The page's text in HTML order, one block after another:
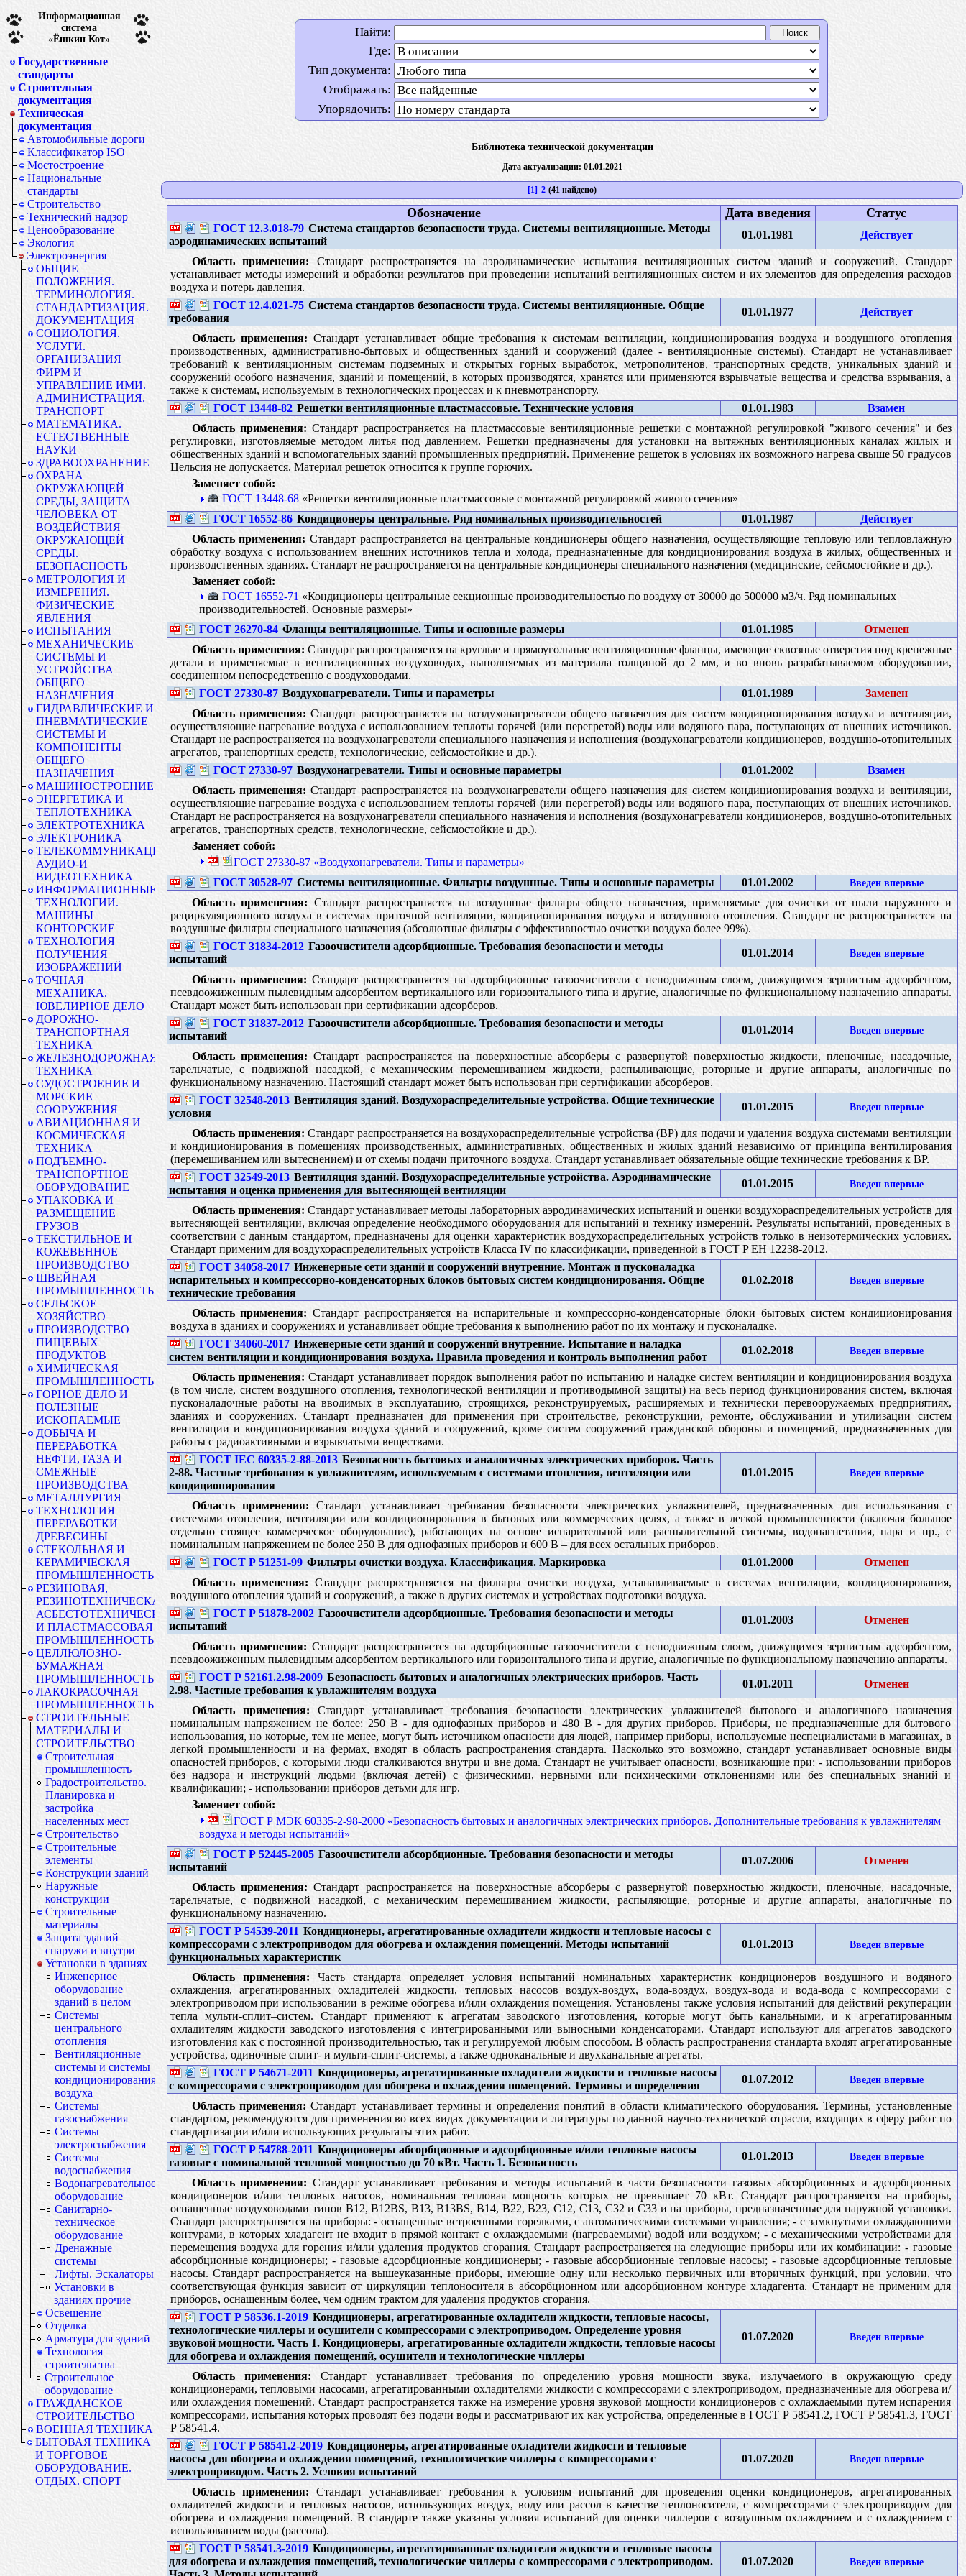
Информационная
система
«Ёшкин Кот»
Государственные
стандарты
Строительная
документация
Техническая
документация
Автомобильные дороги
Классификатор ISO
Мостостроение
Национальные
стандарты
Строительство
Технический надзор
Ценообразование
Экология
Электроэнергия
ОБЩИЕ
ПОЛОЖЕНИЯ.
ТЕРМИНОЛОГИЯ.
СТАНДАРТИЗАЦИЯ.
ДОКУМЕНТАЦИЯ
СОЦИОЛОГИЯ.
УСЛУГИ.
ОРГАНИЗАЦИЯ
ФИРМ И
УПРАВЛЕНИЕ ИМИ.
АДМИНИСТРАЦИЯ.
ТРАНСПОРТ
МАТЕМАТИКА.
ЕСТЕСТВЕННЫЕ
НАУКИ
ЗДРАВООХРАНЕНИЕ
ОХРАНА
ОКРУЖАЮЩЕЙ
СРЕДЫ, ЗАЩИТА
ЧЕЛОВЕКА ОТ
ВОЗДЕЙСТВИЯ
ОКРУЖАЮЩЕЙ
СРЕДЫ.
БЕЗОПАСНОСТЬ
МЕТРОЛОГИЯ И
ИЗМЕРЕНИЯ.
ФИЗИЧЕСКИЕ
ЯВЛЕНИЯ
ИСПЫТАНИЯ
МЕХАНИЧЕСКИЕ
СИСТЕМЫ И
УСТРОЙСТВА
ОБЩЕГО
НАЗНАЧЕНИЯ
ГИДРАВЛИЧЕСКИЕ И
ПНЕВМАТИЧЕСКИЕ
СИСТЕМЫ И
КОМПОНЕНТЫ
ОБЩЕГО
НАЗНАЧЕНИЯ
МАШИНОСТРОЕНИЕ
ЭНЕРГЕТИКА И
ТЕПЛОТЕХНИКА
ЭЛЕКТРОТЕХНИКА
ЭЛЕКТРОНИКА
ТЕЛЕКОММУНИКАЦИИ.
АУДИО-И
ВИДЕОТЕХНИКА
ИНФОРМАЦИОННЫЕ
ТЕХНОЛОГИИ.
МАШИНЫ
КОНТОРСКИЕ
ТЕХНОЛОГИЯ
ПОЛУЧЕНИЯ
ИЗОБРАЖЕНИЙ
ТОЧНАЯ
МЕХАНИКА.
ЮВЕЛИРНОЕ ДЕЛО
ДОРОЖНО-
ТРАНСПОРТНАЯ
ТЕХНИКА
ЖЕЛЕЗНОДОРОЖНАЯ
ТЕХНИКА
СУДОСТРОЕНИЕ И
МОРСКИЕ
СООРУЖЕНИЯ
АВИАЦИОННАЯ И
КОСМИЧЕСКАЯ
ТЕХНИКА
ПОДЪЕМНО-
ТРАНСПОРТНОЕ
ОБОРУДОВАНИЕ
УПАКОВКА И
РАЗМЕЩЕНИЕ
ГРУЗОВ
ТЕКСТИЛЬНОЕ И
КОЖЕВЕННОЕ
ПРОИЗВОДСТВО
ШВЕЙНАЯ
ПРОМЫШЛЕННОСТЬ
СЕЛЬСКОЕ
ХОЗЯЙСТВО
ПРОИЗВОДСТВО
ПИЩЕВЫХ
ПРОДУКТОВ
ХИМИЧЕСКАЯ
ПРОМЫШЛЕННОСТЬ
ГОРНОЕ ДЕЛО И
ПОЛЕЗНЫЕ
ИСКОПАЕМЫЕ
ДОБЫЧА И
ПЕРЕРАБОТКА
НЕФТИ, ГАЗА И
СМЕЖНЫЕ
ПРОИЗВОДСТВА
МЕТАЛЛУРГИЯ
ТЕХНОЛОГИЯ
ПЕРЕРАБОТКИ
ДРЕВЕСИНЫ
СТЕКОЛЬНАЯ И
КЕРАМИЧЕСКАЯ
ПРОМЫШЛЕННОСТЬ
РЕЗИНОВАЯ,
РЕЗИНОТЕХНИЧЕСКАЯ,
АСБЕСТОТЕХНИЧЕСКАЯ
И ПЛАСТМАССОВАЯ
ПРОМЫШЛЕННОСТЬ
ЦЕЛЛЮЛОЗНО-
БУМАЖНАЯ
ПРОМЫШЛЕННОСТЬ
ЛАКОКРАСОЧНАЯ
ПРОМЫШЛЕННОСТЬ
СТРОИТЕЛЬНЫЕ
МАТЕРИАЛЫ И
СТРОИТЕЛЬСТВО
Строительная
промышленность
Градостроительство.
Планировка и
застройка
населенных мест
Строительство
Строительные
элементы
Конструкции зданий
Наружные
конструкции
Строительные
материалы
Защита зданий
снаружи и внутри
Установки в зданиях
Инженерное
оборудование
зданий в целом
Системы
центрального
отопления
Вентиляционные
системы и системы
кондиционирования
воздуха
Системы
газоснабжения
Системы
электроснабжения
Системы
водоснабжения
Водонагревательное
оборудование
Санитарно-
техническое
оборудование
Дренажные
системы
Лифты. Эскалаторы
Установки в
зданиях прочие
Освещение
Отделка
Арматура для зданий
Технология
строительства
Строительное
оборудование
ГРАЖДАНСКОЕ
СТРОИТЕЛЬСТВО
ВОЕННАЯ ТЕХНИКА
БЫТОВАЯ ТЕХНИКА
И ТОРГОВОЕ
ОБОРУДОВАНИЕ.
ОТДЫХ. СПОРТ
Найти:
Где:
Тип документа:
Отображать:
Упорядочить:
Библиотека технической документации
Дата актуализации: 01.01.2021
[1] 2 (41 найдено)
Обозначение Дата введения Статус
ГОСТ 12.3.018-79 Система стандартов безопасности труда. Системы вентиляционные. Методы
аэродинамических испытаний
01.01.1981 Действует
Область применения: Стандарт распространяется на аэродинамические испытания вентиляционных систем зданий и сооружений. Стандарт
устанавливает методы измерений и обработки результатов при проведении испытаний вентиляционных систем и их элементов для определения расходов
воздуха и потерь давления.
ГОСТ 12.4.021-75 Система стандартов безопасности труда. Системы вентиляционные. Общие
требования
01.01.1977 Действует
Область применения: Стандарт устанавливает общие требования к системам вентиляции, кондиционирования воздуха и воздушного отопления
производственных, административно-бытовых и общественных зданий и сооружений (далее - вентиляционные системы). Стандарт не устанавливает
требований к вентиляционным системам подземных и открытых горных выработок, метрополитенов, транспортных средств, уникальных зданий и
сооружений особого назначения, зданий и помещений, в которых производятся, хранятся или применяются взрывчатые вещества и средства взрывания, а
также к системам, используемым в технологических процессах и к пневмотранспорту.
ГОСТ 13448-82 Решетки вентиляционные пластмассовые. Технические условия 01.01.1983
Взамен
Область применения: Стандарт распространяется на пластмассовые вентиляционные решетки с монтажной регулировкой "живого сечения" и без
регулировки, изготовляемые методом литья под давлением. Решетки предназначены для установки на вытяжных вентиляционных каналах жилых и
общественных зданий и вспомогательных зданий промышленных предприятий. Применение решеток в условиях их возможного нагрева свыше 50 градусов
Цельсия не допускается. Материал решеток относится к группе горючих.
Заменяет собой:
ГОСТ 13448-68«Решетки вентиляционные пластмассовые с монтажной регулировкой живого сечения»
ГОСТ 16552-86 Кондиционеры центральные. Ряд номинальных производительностей 01.01.1987
Действует
Область применения: Стандарт распространяется на центральные кондиционеры общего назначения, осуществляющие тепловую или тепловлажную
обработку воздуха с использованием внешних источников тепла и холода, предназначенные для кондиционирования воздуха в жилых, общественных и
производственных зданиях. Стандарт не распространяется на центральные кондиционеры специального назначения (медицинские, сейсмостойкие и др.).
Заменяет собой:
ГОСТ 16552-71 «Кондиционеры центральные секционные производительностью по воздуху от 30000 до 500000 м3/ч. Ряд номинальных
производительностей. Основные размеры»
ГОСТ 26270-84 Фланцы вентиляционные. Типы и основные размеры 01.01.1985
Отменен
Область применения: Стандарт распространяется на круглые и прямоугольные вентиляционные фланцы, имеющие сквозные отверстия под крепежные
детали и применяемые в вентиляционных воздуховодах, выполняемых из материала толщиной до 2 мм, и во вновь разрабатываемом оборудовании,
соединенном непосредственно с воздуховодами.
ГОСТ 27330-87 Воздухонагреватели. Типы и параметры 01.01.1989
Заменен
Область применения: Стандарт распространяется на воздухонагреватели общего назначения для систем кондиционирования воздуха и вентиляции,
осуществляющие нагревание воздуха с использованием теплоты горячей (или перегретой) воды или водяного пара, поступающих от внешних источников.
Стандарт не распространяется на воздухонагреватели специального назначения и исполнения (воздухонагреватели кондиционеров, воздушно-отопительных
агрегатов, транспортных средств, технологические, сейсмостойкие и др.).
ГОСТ 27330-97 Воздухонагреватели. Типы и основные параметры 01.01.2002
Взамен
Область применения: Стандарт распространяется на воздухонагреватели общего назначения для систем кондиционирования воздуха и вентиляции,
осуществляющие нагревание воздуха с использованием теплоты горячей (или перегретой) воды или водяного пара, поступающих от внешних источников.
Стандарт не распространяется на воздухонагреватели специального назначения и исполнения (воздухонагреватели кондиционеров, воздушно-отопительных
агрегатов, транспортных средств, технологические, сейсмостойкие и др.).
Заменяет собой:
ГОСТ 27330-87 «Воздухонагреватели. Типы и параметры»
ГОСТ 30528-97 Системы вентиляционные. Фильтры воздушные. Типы и основные параметры 01.01.2002 Введен впервые
Область применения: Стандарт распространяется на воздушные фильтры общего назначения, применяемые для очистки от пыли наружного и
рециркуляционного воздуха в системах приточной вентиляции, кондиционирования воздуха и воздушного отопления. Стандарт не распространяется на
воздушные фильтры специального назначения (абсолютные фильтры с эффективностью очистки воздуха более 99%).
ГОСТ 31834-2012 Газоочистители адсорбционные. Требования безопасности и методы
испытаний
01.01.2014 Введен впервые
Область применения: Стандарт распространяется на адсорбционные газоочистители с неподвижным слоем, движущимся зернистым адсорбентом,
псевдоожиженным пылевидным адсорбентом вертикального или горизонтального типа и другие, аналогичные по функциональному назначению аппараты.
Стандарт может быть использован при сертификации адсорберов.
ГОСТ 31837-2012 Газоочистители абсорбционные. Требования безопасности и методы
испытаний
01.01.2014 Введен впервые
Область применения: Стандарт распространяется на поверхностные абсорберы с развернутой поверхностью жидкости, пленочные, насадочные,
тарельчатые, с подвижной насадкой, с механическим перемешиванием жидкости, распыливающие, роторные и другие аппараты, аналогичные по
функциональному назначению. Настоящий стандарт может быть использован при сертификации абсорберов.
ГОСТ 32548-2013 Вентиляция зданий. Воздухораспределительные устройства. Общие технические
условия
01.01.2015 Введен впервые
Область применения: Стандарт распространяется на воздухораспределительные устройства (ВР) для подачи и удаления воздуха системами вентиляции
и кондиционирования в помещениях производственных, административных, общественных и жилых зданий независимо от принципа вентилирования
(перемешиванием или вытеснением) и от схемы подачи приточного воздуха. Стандарт устанавливает обязательные общие технические требования к ВР.
ГОСТ 32549-2013 Вентиляция зданий. Воздухораспределительные устройства. Аэродинамические
испытания и оценка применения для вытесняющей вентиляции
01.01.2015 Введен впервые
Область применения: Стандарт устанавливает методы лабораторных аэродинамических испытаний и оценки воздухораспределительных устройств для
вытесняющей вентиляции, включая определение необходимого оборудования для испытаний и технику измерений. Результаты испытаний, проведенных в
соответствии с данным стандартом, предназначены для оценки характеристик воздухораспределительных устройств только в неизотермических условиях.
Стандарт применим для воздухораспределительных устройств Класса IV по классификации, приведенной в ГОСТ P ЕН 12238-2012.
ГОСТ 34058-2017 Инженерные сети зданий и сооружений внутренние. Монтаж и пусконаладка
испарительных и компрессорно-конденсаторных блоков бытовых систем кондиционирования. Общие
технические требования
01.02.2018 Введен впервые
Область применения: Стандарт распространяется на испарительные и компрессорно-конденсаторные блоки бытовых систем кондиционирования
воздуха в зданиях и сооружениях и устанавливает общие требования к выполнению работ по их монтажу и пусконаладке.
ГОСТ 34060-2017 Инженерные сети зданий и сооружений внутренние. Испытание и наладка
систем вентиляции и кондиционирования воздуха. Правила проведения и контроль выполнения работ
01.02.2018 Введен впервые
Область применения: Стандарт устанавливает порядок выполнения работ по испытанию и наладке систем вентиляции и кондиционирования воздуха
(в том числе, систем воздушного отопления, технологической вентиляции и противодымной защиты) на весь период функционирования систем, включая
пусконаладочные работы на вводимых в эксплуатацию, строящихся, реконструируемых, расширяемых и технически перевооружаемых предприятиях,
зданиях и сооружениях. Стандарт предназначен для применения при строительстве, реконструкции, ремонте, обслуживании и утилизации систем
вентиляции и кондиционирования воздуха зданий и сооружений, кроме систем сооружений гражданской обороны и помещений, предназначенных для
работы с радиоактивными и взрывчатыми веществами.
ГОСТ IEC 60335-2-88-2013 Безопасность бытовых и аналогичных электрических приборов. Часть
2-88. Частные требования к увлажнителям, используемым с системами отопления, вентиляции или
кондиционирования
01.01.2015 Введен впервые
Область применения: Стандарт устанавливает требования безопасности электрических увлажнителей, предназначенных для использования с
системами отопления, вентиляции или кондиционирования в бытовых или коммерческих целях, а также в легкой промышленности (включая большое
отдельно стоящее коммерческое оборудование), работающих на основе испарительной или распылительной системы, водонагнетания, пара и пр., с
номинальным напряжением не более 250 В для однофазных приборов и 600 В – для всех остальных приборов.
ГОСТ Р 51251-99 Фильтры очистки воздуха. Классификация. Маркировка 01.01.2000
Отменен
Область применения: Стандарт распространяется на фильтры очистки воздуха, устанавливаемые в системах вентиляции, кондиционирования,
воздушного отопления зданий и сооружений, а также в других системах и устройствах подготовки воздуха.
ГОСТ Р 51878-2002 Газоочистители адсорбционные. Требования безопасности и методы
испытаний
01.01.2003 Отменен
Область применения: Стандарт распространяется на адсорбционные газоочистители с неподвижным слоем, движущимся зернистым адсорбентом,
псевдоожиженным пылевидным адсорбентом вертикального или горизонтального типа и другие, аналогичные по функциональному назначению аппараты.
ГОСТ Р 52161.2.98-2009 Безопасность бытовых и аналогичных электрических приборов. Часть
2.98. Частные требования к увлажнителям воздуха
01.01.2011 Отменен
Область применения: Стандарт устанавливает требования безопасности электрических увлажнителей бытового и аналогичного назначения
номинальным напряжением не более: 250 В - для однофазных приборов и 480 В - для других приборов. Приборы, не предназначенные для бытового
использования, но которые, тем не менее, могут быть источником опасности для людей, например приборы, используемые неспециалистами в магазинах, в
легкой промышленности и на фермах, входят в область распространения стандарта. Насколько это возможно, стандарт устанавливает основные виды
опасностей приборов, с которыми люди сталкиваются внутри и вне дома. Стандарт не учитывает опасности, возникающие при: - использовании приборов
без надзора и инструкций людьми (включая детей) с физическими, нервными или психическими отклонениями или без специальных знаний и
квалификации; - использовании приборов детьми для игр.
Заменяет собой:
ГОСТ Р МЭК 60335-2-98-2000 «Безопасность бытовых и аналогичных электрических приборов. Дополнительные требования к увлажнителям
воздуха и методы испытаний»
ГОСТ Р 52445-2005 Газоочистители абсорбционные. Требования безопасности и методы
испытаний
01.07.2006 Отменен
Область применения: Стандарт распространяется на поверхностные абсорберы с развернутой поверхностью жидкости, пленочные, насадочные,
тарельчатые, с подвижной насадкой, с механическим перемешиванием жидкости, распыляющие, роторные и другие аппараты, аналогичные по
функциональному назначению.
ГОСТ Р 54539-2011 Кондиционеры, агрегатированные охладители жидкости и тепловые насосы с
компрессорами с электроприводом для обогрева и охлаждения помещений. Методы испытаний
функциональных характеристик
01.01.2013 Введен впервые
Область применения: Часть стандарта определяет условия испытаний номинальных характеристик кондиционеров воздушного и водяного
охлаждения, агрегатированных охладителей жидкости, тепловых насосов воздух-воздух, вода-воздух, воздух-вода и вода-вода с компрессорами с
электроприводом при использовании в режиме обогрева и/или охлаждения помещения. Установлены также условия испытаний для действий рекуперации
тепла мульти-сплит–систем. Стандарт применяют к агрегатам заводского изготовления, которые могут быть канальными, и к агрегатированным
охладителям жидкости заводского изготовления с интегрированными или выносными конденсаторами. Стандарт используют для агрегатов заводского
изготовления как с постоянной производительностью, так и регулируемой любым способом. В область распространения стандарта входят агрегатированные
устройства, одиночные сплит- и мульти-сплит-системы, а также одноканальные и двухканальные агрегаты.
ГОСТ Р 54671-2011 Кондиционеры, агрегатированные охладители жидкости и тепловые насосы
с компрессорами с электроприводом для обогрева и охлаждения помещений. Термины и определения
01.07.2012 Введен впервые
Область применения: Стандарт устанавливает термины и определения понятий в области климатического оборудования. Термины, установленные
стандартом, рекомендуются для применения во всех видах документации и литературы по данной научно-технической отрасли, входящих в сферу работ по
стандартизации и/или использующих результаты этих работ.
ГОСТ Р 54788-2011 Кондиционеры абсорбционные и адсорбционные и/или тепловые насосы
газовые с номинальной тепловой мощностью до 70 кВт. Часть 1. Безопасность
01.01.2013 Введен впервые
Область применения: Стандарт устанавливает требования и методы испытаний в части безопасности газовых абсорбционных и адсорбционных
кондиционеров и/или тепловых насосов, номинальная тепловая мощность которых не превышает 70 кВт. Стандарт распространяется на приборы,
оснащенные воздуховодами типов В12, В12BS, B13, B13BS, B14, B22, B23, C12, C13, C32 и С33 и на приборы, предназначенные для наружной установки.
Стандарт распространяется на приборы: - оснащенные встроенными горелками, с автоматическими системами управления; - с замкнутыми охлаждающими
контурами, в которых хладагент не входит в прямой контакт с охлаждаемыми (нагреваемыми) водой или воздухом; - с механическими устройствами для
перемещения воздуха для горения и/или удаления продуктов сгорания. Стандарт распространяется на следующие приборы или их комбинации: - газовые
абсорбционные кондиционеры; - газовые адсорбционные кондиционеры; - газовые абсорбционные тепловые насосы; - газовые адсорбционные тепловые
насосы. Стандарт распространяется на вышеуказанные приборы, имеющие одну или несколько первичных или вторичных функций, при условии, что
соответствующая функция зависит от циркуляции теплоносителя в абсорбционном или адсорбционном контуре хладагента. Стандарт не применим для
приборов, оснащенным более, чем одним трактом для удаления продуктов сгорания.
ГОСТ Р 58536.1-2019 Кондиционеры, агрегатированные охладители жидкости, тепловые насосы,
технологические чиллеры и осушители с компрессорами с электроприводом. Определение уровня
звуковой мощности. Часть 1. Кондиционеры, агрегатированные охладители жидкости, тепловые насосы
для обогрева и охлаждения помещений, осушители и технологические чиллеры
01.07.2020 Введен впервые
Область применения: Стандарт устанавливает требования по определению уровня мощности звука, излучаемого в окружающую среду
кондиционерами, тепловыми насосами, агрегатированными охладителями жидкости с компрессорами с электроприводом, предназначенные для обогрева и/
или охлаждения помещений. Стандарт распространяется также на измерение уровня звуковой мощности кондиционеров с охлаждаемыми путем испарения
компрессорами, испытания которых проводят без подачи воды и рассматривают их как устройства, определенные в ГОСТ Р 58541.2, ГОСТ Р 58541.3, ГОСТ
Р 58541.4.
ГОСТ Р 58541.2-2019 Кондиционеры, агрегатированные охладители жидкости и тепловые
насосы для обогрева и охлаждения помещений, технологические чиллеры с компрессорами с
электроприводом. Часть 2. Условия испытаний
01.07.2020 Введен впервые
Область применения: Стандарт устанавливает требования к условиям испытаний для проведения оценки кондиционеров, агрегатированных
охладителей жидкости и тепловых насосов, использующих воздух, воду или рассол в качестве теплоносителя, с компрессорами с электроприводом для
обогрева и охлаждения помещений. В стандарте также указаны условия испытаний для оценки чиллеров с воздушным охлаждением и с охлаждением с
использованием воды (рассола).
ГОСТ Р 58541.3-2019 Кондиционеры, агрегатированные охладители жидкости и тепловые насосы
для обогрева и охлаждения помещений, технологические чиллеры с компрессорами с электроприводом.
01.07.2020 Введен впервые